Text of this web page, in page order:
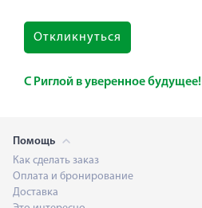
Откликнуться
С Риглой в уверенное будущее!
Помощь
Как сделать заказ
Оплата и бронирование
Доставка